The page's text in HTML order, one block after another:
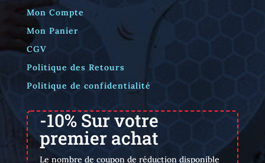
Mon Compte
Mon Panier
CGV
Politique des Retours
Politique de confidentialité
-10% Sur votre
premier achat
Le nombre de coupon de réduction disponible